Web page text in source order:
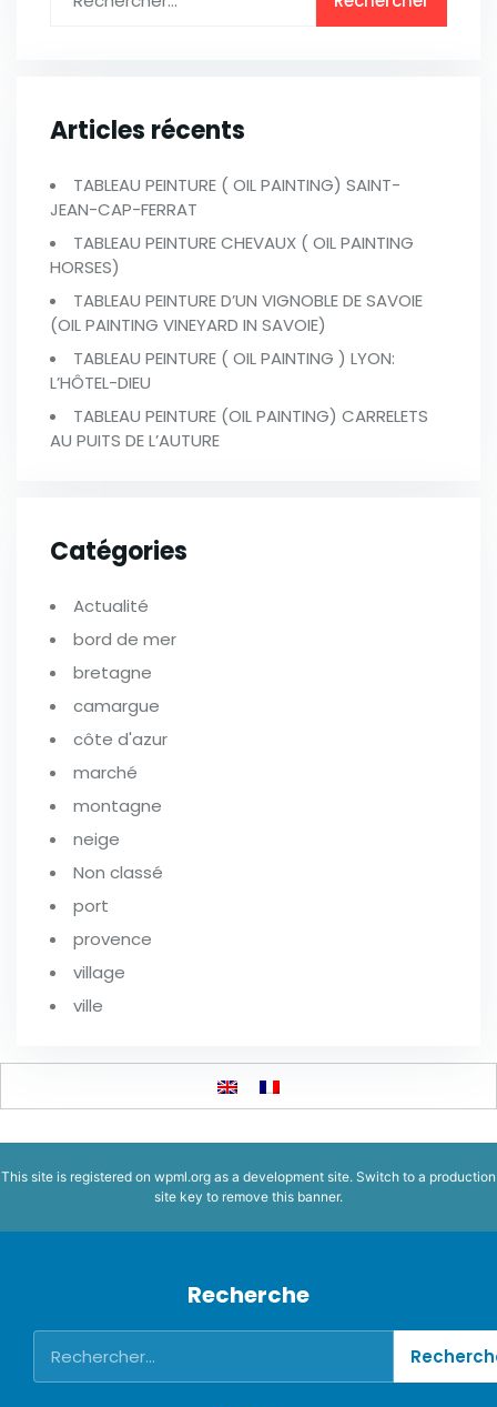
Articles récents
TABLEAU PEINTURE ( OIL PAINTING) SAINT-
JEAN-CAP-FERRAT
TABLEAU PEINTURE CHEVAUX ( OIL PAINTING
HORSES)
TABLEAU PEINTURE D’UN VIGNOBLE DE SAVOIE
(OIL PAINTING VINEYARD IN SAVOIE)
TABLEAU PEINTURE ( OIL PAINTING ) LYON:
L’HÔTEL-DIEU
TABLEAU PEINTURE (OIL PAINTING) CARRELETS
AU PUITS DE L’AUTURE
Catégories
Actualité
bord de mer
bretagne
camargue
côte d'azur
marché
montagne
neige
Non classé
port
provence
village
ville
Recherche
This site is registered on wpml.org as a development site. Switch to a production
site key to remove this banner.